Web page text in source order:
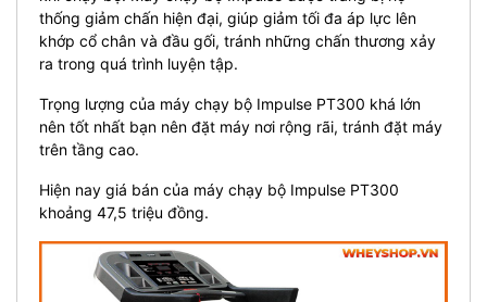
thống giảm chấn hiện đại, giúp giảm tối đa áp lực lên
khớp cổ chân và đầu gối, tránh những chấn thương xảy
ra trong quá trình luyện tập.
Trọng lượng của máy chạy bộ Impulse PT300 khá lớn
nên tốt nhất bạn nên đặt máy nơi rộng rãi, tránh đặt máy
trên tầng cao.
Hiện nay giá bán của máy chạy bộ Impulse PT300
khoảng 47,5 triệu đồng.